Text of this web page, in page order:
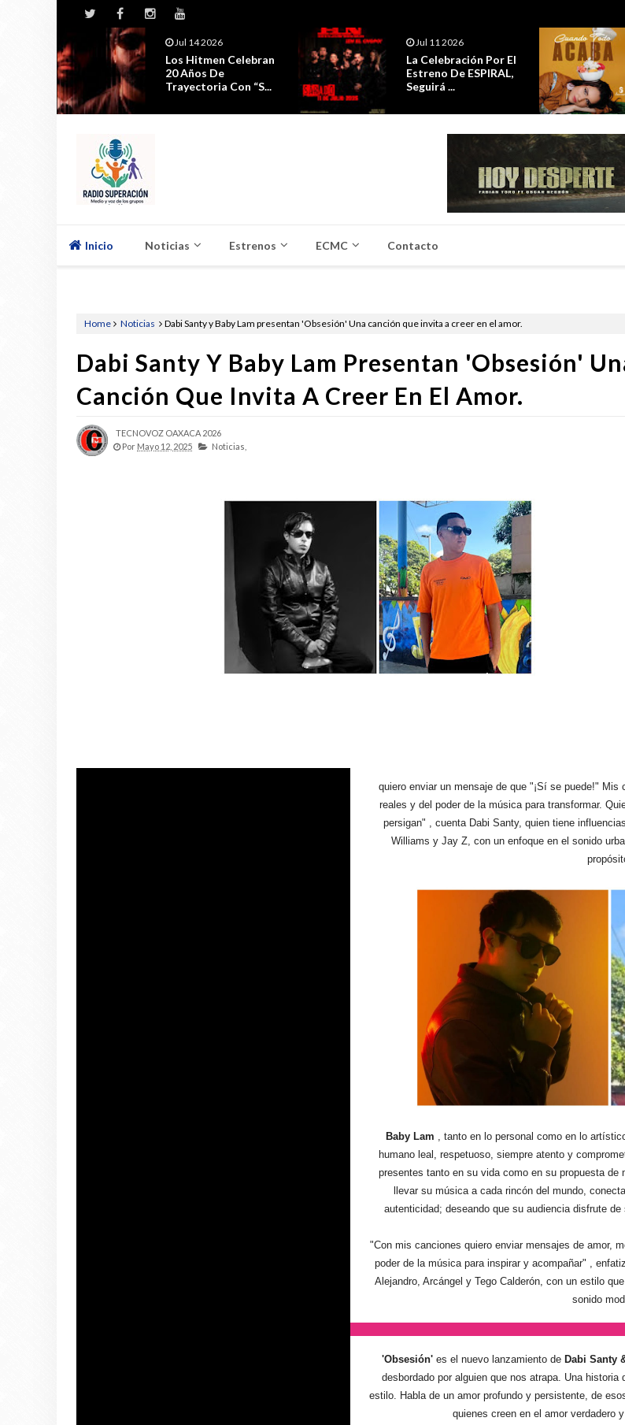
Jul 14 2026
Los Hitmen Celebran
20 Años De
Trayectoria Con “S...
Jul 11 2026
La Celebración Por El
Estreno De ESPIRAL,
Seguirá ...
Inicio Noticias Estrenos ECMC Contacto
Home Noticias Dabi Santy y Baby Lam presentan 'Obsesión' Una canción que invita a creer en el amor.
Dabi Santy Y Baby Lam Presentan 'Obsesión'
Canción Que Invita A Creer En El Amor.
TECNOVOZ OAXACA 2026
Por Mayo 12, 2025 Noticias,
quiero enviar un mensaje de que "¡Sí se puede!" Mis
reales y del poder de la música para transformar.
persigan" , cuenta Dabi Santy, quien tiene
Williams y Jay Z, con un enfoque en el sonido
Baby Lam , tanto en lo personal como en lo
humano leal, respetuoso, siempre atento y
presentes tanto en su vida como en su propuesta de
llevar su música a cada rincón del mundo,
autenticidad; deseando que su audiencia disfrute
"Con mis canciones quiero enviar mensajes de amor,
poder de la música para inspirar y acompañar" ,
Alejandro, Arcángel y Tego Calderón, con un estilo
sonido
'Obsesión'es el nuevo lanzamiento de Dabi Santy
desbordado por alguien que nos atrapa. Una historia
estilo. Habla de un amor profundo y persistente, de
quienes creen en el amor verdadero